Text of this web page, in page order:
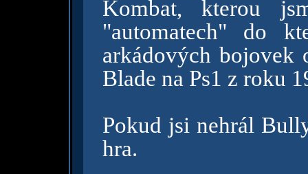
Kombat, kterou
"automatech" do
arkádových bojovek
Blade na Ps1 z roku
Pokud jsi nehrál
hra.